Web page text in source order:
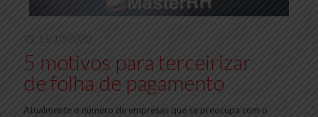
15/10/2020
5 motivos para terceirizar
de folha de pagamento
Atualmente o número de empresas que se preocupa com o